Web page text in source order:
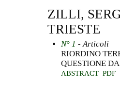
ZILLI,
TRIESTE
N° 1 - Articoli
RIORDINO
QUESTIONE
ABSTRACT PDF